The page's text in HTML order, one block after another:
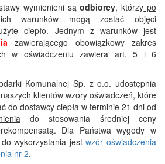
wymienieni sąodbiorcy, którzy po
warunków mogą zostać objęci
ciepło. Jednym z warunków jest
zawierającego obowiązkowy zakres
w oświadczeniu zawiera art. 5 i 6
Komunalnej Sp. z o.o. udostępnia
klientów wzory oświadczeń, które
do dostawcy ciepła w terminie 21 dni od
do stosowania średniej ceny
Dla Państwa wygody w
wykorzystania jestwzór oświadczenia
nr 2.